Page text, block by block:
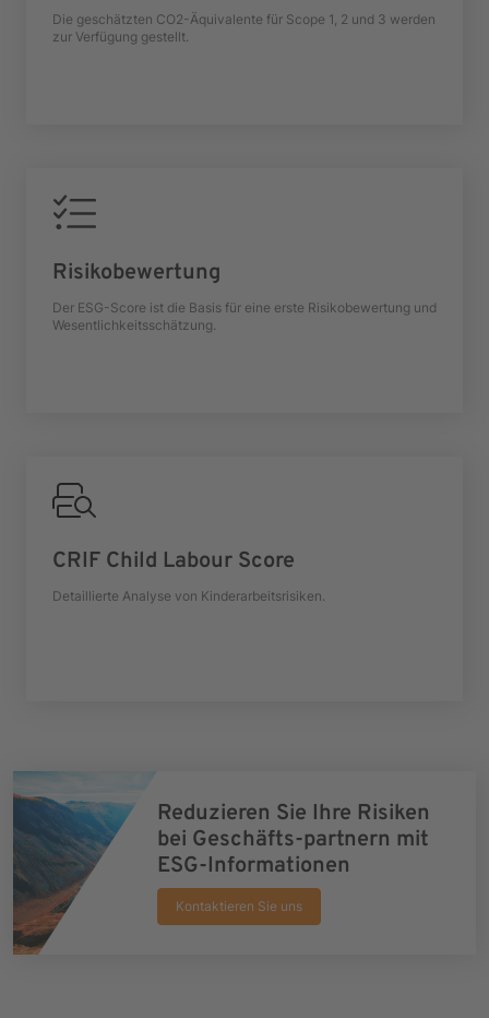
Die geschätzten CO2-Äquivalente für Scope 1, 2 und 3 werden
zur Verfügung gestellt.
Risikobewertung
Der ESG-Score ist die Basis für eine erste Risikobewertung und
Wesentlichkeitsschätzung.
CRIF Child Labour Score
Detaillierte Analyse von Kinderarbeitsrisiken.
Reduzieren Sie Ihre Risiken
bei Geschäfts-partnern mit
ESG-Informationen
Kontaktieren Sie uns